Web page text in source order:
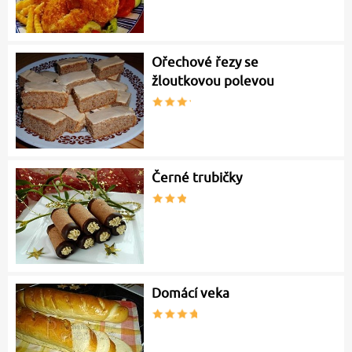
Ořechové řezy se
žloutkovou polevou
Černé trubičky
Domácí veka